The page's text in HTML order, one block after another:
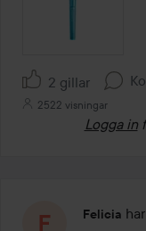
2 gillar
2522 visningar
Logga in
Felicia